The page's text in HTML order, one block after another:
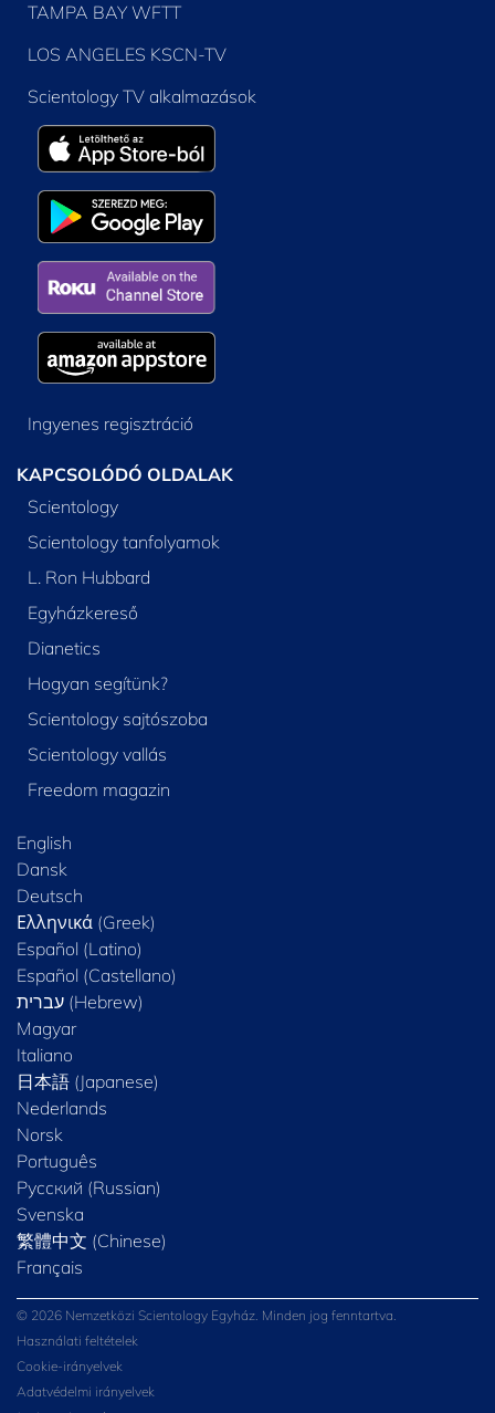
TAMPA BAY WFTT
LOS ANGELES KSCN-TV
Scientology TV alkalmazások
Ingyenes regisztráció
KAPCSOLÓDÓ OLDALAK
Scientology
Scientology tanfolyamok
L. Ron Hubbard
Egyházkereső
Dianetics
Hogyan segítünk?
Scientology sajtószoba
Scientology vallás
Freedom magazin
English
Dansk
Deutsch
Ελληνικά (Greek)
Español (Latino)
Español (Castellano)
Magyar
Italiano
日本語 (Japanese)
Nederlands
Norsk
Português
Русский (Russian)
Svenska
繁體中文 (Chinese)
Français
© 2026 Nemzetközi Scientology Egyház. Minden jog fenntartva.
Használati feltételek
Cookie-irányelvek
Adatvédelmi irányelvek